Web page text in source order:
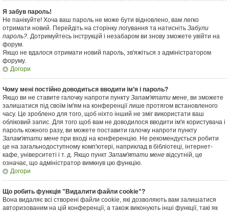
Я забув пароль!
Не панікуйте! Хоча ваш пароль не може бути відновлено, вам легко
отримати новий. Перейдіть на сторінку логування та натисніть Забули
пароль?. Дотримуйтесь інструкцій і незабаром ви знову зможете увійти на
форум.
Якщо не вдалося отримати новий пароль, зв'яжіться з адміністратором
форуму.
Догори
Чому мені постійно доводиться вводити ім’я і пароль?
Якщо ви не ставите галочку напроти пункту Запам'ятати мене, ви зможете
залишатися під своїм ім'ям на конференції лише протягом встановленого
часу. Це зроблено для того, щоб ніхто інший не зміг використати ваш
обліковий запис. Для того щоб вам не доводилося вводити ім'я користувача і
пароль кожного разу, ви можете поставити галочку напроти пункту
Запам'ятати мене при вході на конференцію. Не рекомендується робити
це на загальнодоступному комп'ютері, наприклад в бібліотеці, інтернет-
кафе, університеті і т. д. Якщо пункт Запам'ятати мене відсутній, це
означає, що адміністратор вимкнув цю функцію.
Догори
Що робить функція "Видалити файли cookie"?
Вона видаляє всі створені файли cookie, які дозволяють вам залишатися
авторизованим на цій конференції, а також виконують інші функції, такі як